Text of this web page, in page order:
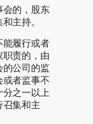
会的，股东
主持。
能履行或者
责的，由
的公司的监
或者监事不
分之一以上
召集和主